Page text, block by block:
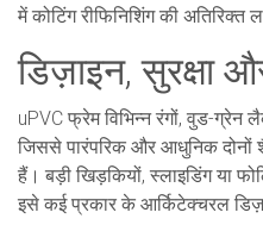
में कोटिंग रीफिनिशिंग की अतिरिक्त
डिज़ाइन, सुरक्षा
uPVC फ्रेम विभिन्न रंगों, वुड-ग्रेन
जिससे पारंपरिक और आधुनिक दोनों
हैं। बड़ी खिड़कियों, स्लाइडिंग या
इसे कई प्रकार के आर्किटेक्चरल